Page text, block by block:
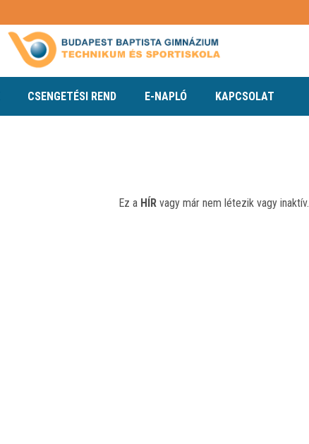
CSENGETÉSI REND E-NAPLÓ KAPCSOLAT
Ez a HÍRvagy már nem létezik vagy inaktív.